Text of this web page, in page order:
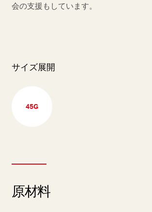
会の支援もしています。
サイズ展開
45G
原材料